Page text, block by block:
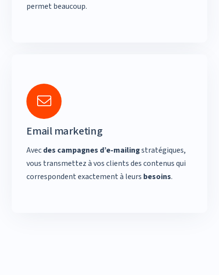
permet beaucoup.
Email marketing
Avecdes campagnes d’e-mailingstratégiques,
vous transmettez à vos clients des contenus qui
correspondent exactement à leurs besoins.